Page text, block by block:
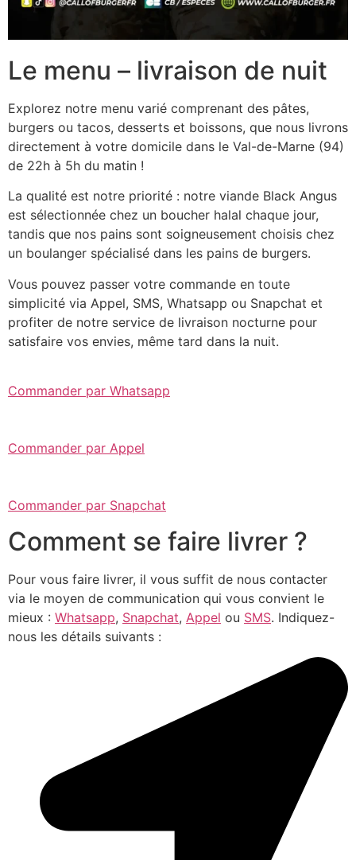
Le menu – livraison de nuit
Explorez notre menu varié comprenant des pâtes,
burgers ou tacos, desserts et boissons, que nous livrons
directement à votre domicile dans le Val-de-Marne (94)
de 22h à 5h du matin !
La qualité est notre priorité : notre viande Black Angus
est sélectionnée chez un boucher halal chaque jour,
tandis que nos pains sont soigneusement choisis chez
un boulanger spécialisé dans les pains de burgers.
Vous pouvez passer votre commande en toute
simplicité via Appel, SMS, Whatsapp ou Snapchat et
profiter de notre service de livraison nocturne pour
satisfaire vos envies, même tard dans la nuit.
Commander par Whatsapp
Commander par Appel
Commander par Snapchat
Comment se faire livrer ?
Pour vous faire livrer, il vous suffit de nous contacter
via le moyen de communication qui vous convient le
mieux : Whatsapp, Snapchat, Appel ou SMS. Indiquez-
nous les détails suivants :